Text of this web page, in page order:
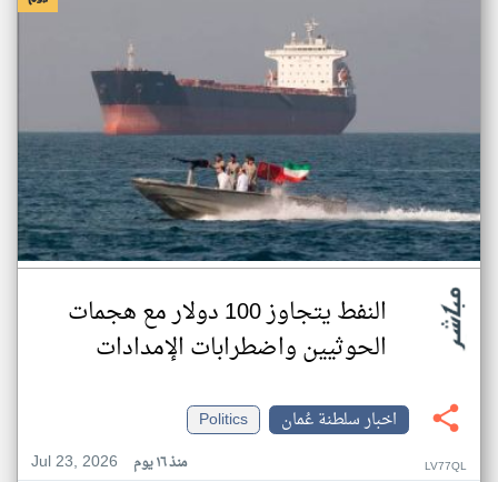
النفط يتجاوز 100 دولار مع هجمات
الحوثيين واضطرابات الإمدادات
اخبار سلطنة عُمان
Politics
Jul 23, 2026
منذ ١٦ يوم LV77QL